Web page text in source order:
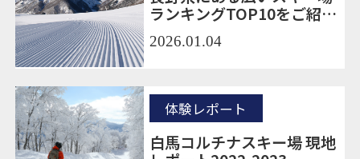
ランキングTOP10をご紹
介！
2026.01.04
白馬コルチナスキー場 現地
体験レポート